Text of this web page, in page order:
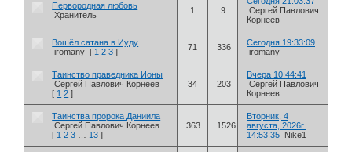
Первородная любовь
Хранитель
1 9
Сергей Павлович
Корнеев
Вошёл сатана в Иуду
iromany [ 1 2 3 ] 71 336
Сегодня 19:33:09
iromany
Таинство праведника Ионы
Сергей Павлович Корнеев
[ 1 2 ]
34 203
Вчера 10:44:41
Сергей Павлович
Корнеев
Таинства пророка Даниила
Сергей Павлович Корнеев
[ 1 2 3 13 ]
363 1526
Вторник, 4
августа, 2026г.
14:53:35 Nike1